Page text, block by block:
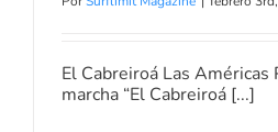
El Cabreiroá Las Américas
marcha “El Cabreiroá [...]